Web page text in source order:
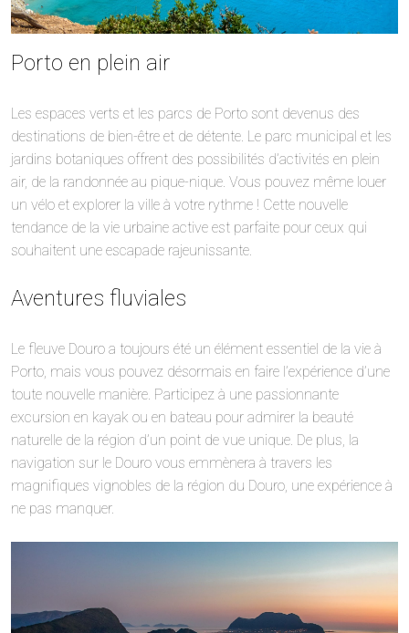
Porto en plein air
Les espaces verts et les parcs de Porto sont devenus des
destinations de bien-être et de détente. Le parc municipal et les
jardins botaniques offrent des possibilités d’activités en plein
air, de la randonnée au pique-nique. Vous pouvez même louer
un vélo et explorer la ville à votre rythme ! Cette nouvelle
tendance de la vie urbaine active est parfaite pour ceux qui
souhaitent une escapade rajeunissante.
Aventures fluviales
Le fleuve Douro a toujours été un élément essentiel de la vie à
Porto, mais vous pouvez désormais en faire l’expérience d’une
toute nouvelle manière. Participez à une passionnante
excursion en kayak ou en bateau pour admirer la beauté
naturelle de la région d’un point de vue unique. De plus, la
navigation sur le Douro vous emmènera à travers les
magnifiques vignobles de la région du Douro, une expérience à
ne pas manquer.